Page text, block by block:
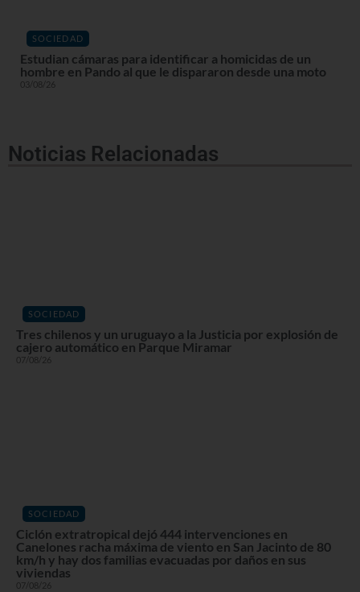
SOCIEDAD
Estudian cámaras para identificar a homicidas de un
hombre en Pando al que le dispararon desde una moto
03/08/26
Noticias Relacionadas
SOCIEDAD
Tres chilenos y un uruguayo a la Justicia por explosión de
cajero automático en Parque Miramar
07/08/26
SOCIEDAD
Ciclón extratropical dejó 444 intervenciones en
Canelones racha máxima de viento en San Jacinto de 80
km/h y hay dos familias evacuadas por daños en sus
viviendas
07/08/26